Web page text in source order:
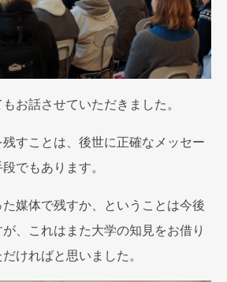
お話させていただきました。
すことは、後世に正確なメッセー
でもあります。
媒体で残すか、ということは今後
、これはまた大学の知見をお借り
ければと思いました。